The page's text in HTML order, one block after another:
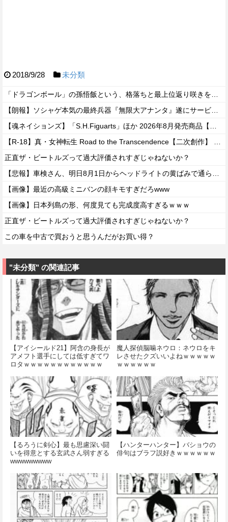
2018/9/28 未分類
「ドラゴンボール」の孫悟飯という、格落ちと最上位返り咲きを繰り返すお兄ちゃん・・・
【朗報】ソシャゲ本気の最終兵器『無限大アナンタ』遂にサービス開始へwwww
【魂ネイションズ】「S.H.Figuarts」ほか 2026年8月発売商品【スケジュール公開】
【R-18】真・女神転生 Road to the Transcendence【二次創作】 第２０話
正直ザ・ビートルズって過大評価されすぎじゃねないか？
【悲報】車検さん、明日8月1日からヘッドライトの黄ばみで通らなくなる模様…
【画像】最近の高級ミニバンの顔キモすぎだろwww
【画像】日本列島の形、何度見ても完成度高すぎるｗｗｗ
正直ザ・ビートルズって過大評価されすぎじゃねないか？
この車を中古で買おうと思うんだがお買い得？
"未分類" の関連記事
【アイシールド21】阿含の身長が
アメフト選手にしては低すぎてワ
ロタｗｗｗｗｗｗｗｗｗｗｗｗ
魔人探偵脳噛ネウロ：ネウロをキ
レさせたクズいいよねｗｗｗｗｗ
ｗｗｗｗｗｗ
【るろうに剣心】最も思慮深い闘
いを得意とする玄武さん弱すぎる
wwwwwwwww
【ハンターハンター】バショウの
俳句はブラフ説好きｗｗｗｗｗｗ